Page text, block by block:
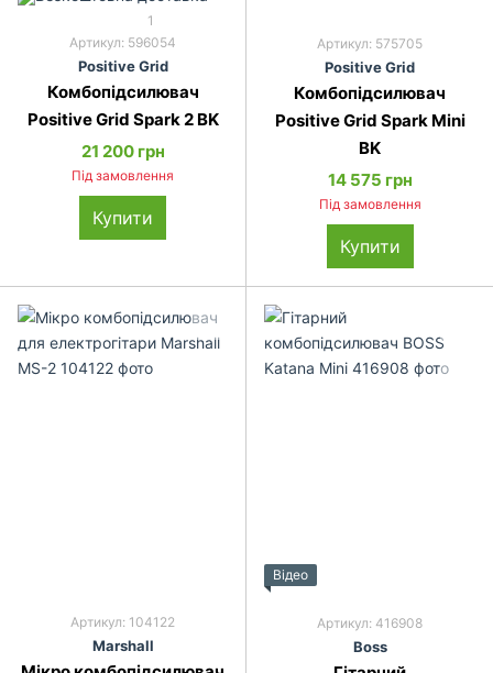
1
Артикул: 596054
Pos­it­ive Grid
Комбопідсилювач
Positive Grid Spark 2 BK
21 200 грн
Під замовлення
Купити
Артикул: 575705
Pos­it­ive Grid
Комбопідсилювач
Positive Grid Spark Mini
BK
14 575 грн
Під замовлення
Купити
Артикул: 104122
Mar­shall
Відео
Артикул: 416908
Boss